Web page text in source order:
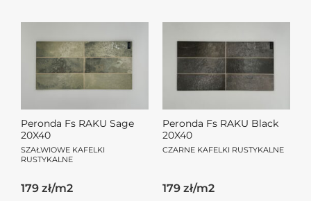
Peronda Fs RAKU Sage
20X40
SZAŁWIOWE KAFELKI
RUSTYKALNE
179 zł/m2
Peronda Fs RAKU Black
20X40
CZARNE KAFELKI RUSTYKALNE
179 zł/m2